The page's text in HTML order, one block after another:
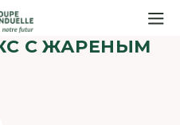
С ЖАРЕНЫМ